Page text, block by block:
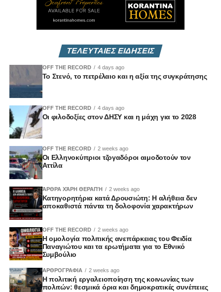
ΤΕΛΕΥΤΑΙΕΣ ΕΙΔΗΣΕΙΣ
OFF THE RECORD 4 days ago
Το Στενό, το πετρέλαιο και η αξία της συγκράτησης
OFF THE RECORD 4 days ago
Οι φιλοδοξίες στον ΔΗΣΥ και η μάχη για το 2028
OFF THE RECORD 2 weeks ago
Οι Ελληνοκύπριοι τζογαδόροι αιμοδοτούν τον
Αττίλα
ΆΡΘΡΑ ΧΆΡΗ ΘΕΡΑΠΉ 2 weeks ago
Κατηγορητήρια κατά Δρουσιώτη: Η αλήθεια δεν
αποκαθιστά πάντα τη δολοφονία χαρακτήρων
OFF THE RECORD 2 weeks ago
Η ομολογία πολιτικής ανεπάρκειας του Φειδία
Παναγιώτου και τα ερωτήματα για το Εθνικό
Συμβούλιο
ΑΡΘΡΟΓΡΑΦΙΑ 2 weeks ago
Η πολιτική εργαλειοποίηση της κοινωνίας των
πολιτών: θεσμικά όρια και δημοκρατικές συνέπειες